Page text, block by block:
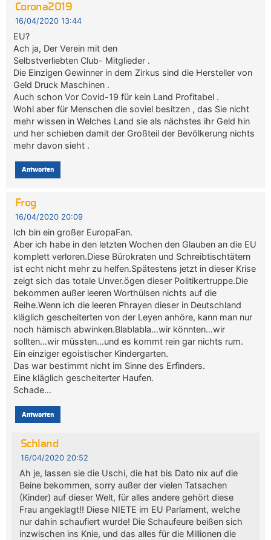
Corona2019
16/04/2020 13:44
EU?
Ach ja, Der Verein mit den
Selbstverliebten Club- Mitglieder .
Die Einzigen Gewinner in dem Zirkus sind die Hersteller von
Geld Druck Maschinen .
Auch schon Vor Covid-19 für kein Land Profitabel .
Wohl aber für Menschen die soviel besitzen , das Sie nicht
mehr wissen in Welches Land sie als nächstes ihr Geld hin
und her schieben damit der Großteil der Bevölkerung nichts
mehr davon sieht .
Antworten
Frog
16/04/2020 20:09
Ich bin ein großer EuropaFan.
Aber ich habe in den letzten Wochen den Glauben an die EU
komplett verloren.Diese Bürokraten und Schreibtischtätern
ist echt nicht mehr zu helfen.Spätestens jetzt in dieser Krise
zeigt sich das totale Unver.ögen dieser Politikertruppe.Die
bekommen außer leeren Worthülsen nichts auf die
Reihe.Wenn ich die leeren Phrayen dieser in Deutschland
kläglich gescheiterten von der Leyen anhöre, kann man nur
noch hämisch abwinken.Blablabla…wir könnten…wir
sollten…wir müssten…und es kommt rein gar nichts rum.
Ein einziger egoistischer Kindergarten.
Das war bestimmt nicht im Sinne des Erfinders.
Eine kläglich gescheiterter Haufen.
Schade…
Antworten
Schland
16/04/2020 20:52
Ah je, lassen sie die Uschi, die hat bis Dato nix auf die
Beine bekommen, sorry außer der vielen Tatsachen
(Kinder) auf dieser Welt, für alles andere gehört diese
Frau angeklagt!! Diese NIETE im EU Parlament, welche
nur dahin schaufiert wurde! Die Schaufeure beißen sich
inzwischen ins Knie, und das alles für die Millionen die